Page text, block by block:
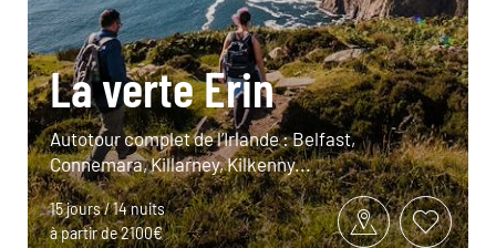
La verte Erin
Autotour complet de l’Irlande : Belfast,
Connemara, Killarney, Kilkenny...
15 jours / 14 nuits
à partir de 2100€